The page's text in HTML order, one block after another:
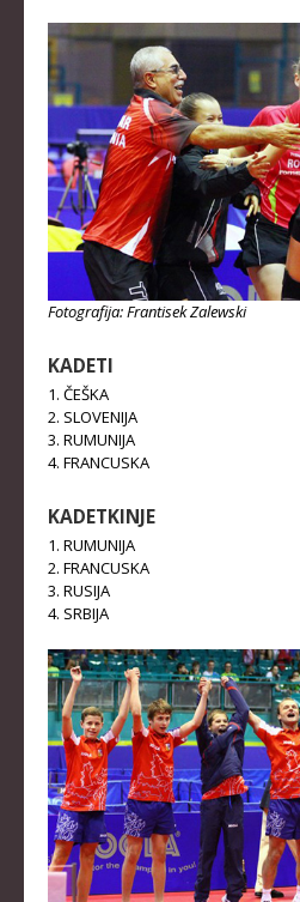
Fotografija: Frantisek Zalewski
KADETI
1. ČEŠKA
2. SLOVENIJA
3. RUMUNIJA
4. FRANCUSKA
KADETKINJE
1. RUMUNIJA
2. FRANCUSKA
3. RUSIJA
4. SRBIJA